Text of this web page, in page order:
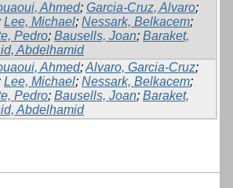
Ahmed; Garcia-Cruz, Alvaro;
Lee, Michael; Nessark, Belkacem;
Pedro; Bausells, Joan; Baraket,
Abdelhamid
Ahmed;Alvaro, Garcia-Cruz;
Lee, Michael; Nessark, Belkacem;
Pedro; Bausells, Joan; Baraket,
Abdelhamid